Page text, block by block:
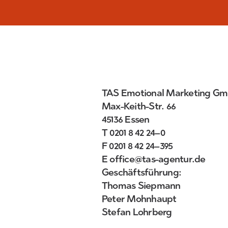
TAS Emotional Marketing
Max-Keith-Str. 66
45136 Essen
T 0201 8 42 24–0
F 0201 8 42 24–395
E office@tas-agentur.de
Geschäftsführung:
Thomas Siepmann
Peter Mohnhaupt
Stefan Lohrberg